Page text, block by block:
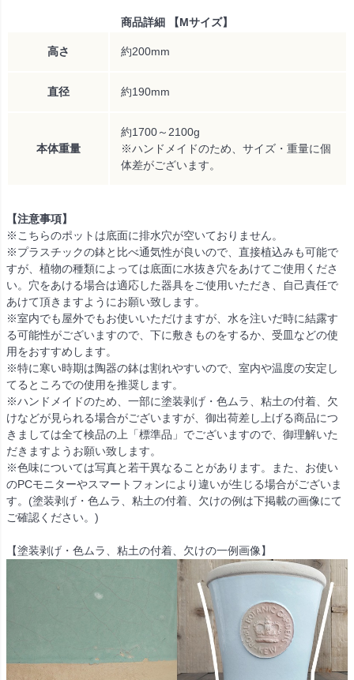
商品詳細 【Mサイズ】
高さ 約200mm
直径 約190mm
本体重量
約1700～2100g
※ハンドメイドのため、サイズ・重量に個
体差がございます。
【注意事項】
※こちらのポットは底面に排水穴が空いておりません。
※プラスチックの鉢と比べ通気性が良いので、直接植込みも可能で
すが、植物の種類によっては底面に水抜き穴をあけてご使用くださ
い。穴をあける場合は適応した器具をご使用いただき、自己責任で
あけて頂きますようにお願い致します。
※室内でも屋外でもお使いいただけますが、水を注いだ時に結露す
る可能性がございますので、下に敷きものをするか、受皿などの使
用をおすすめします。
※特に寒い時期は陶器の鉢は割れやすいので、室内や温度の安定し
てるところでの使用を推奨します。
※ハンドメイドのため、一部に塗装剥げ・色ムラ、粘土の付着、欠
けなどが見られる場合がございますが、御出荷差し上げる商品につ
きましては全て検品の上「標準品」でございますので、御理解いた
だきますようお願い致します。
※色味については写真と若干異なることがあります。また、お使い
のPCモニターやスマートフォンにより違いが生じる場合がございま
す。(塗装剥げ・色ムラ、粘土の付着、欠けの例は下掲載の画像にて
ご確認ください。)
【塗装剥げ・色ムラ、粘土の付着、欠けの一例画像】